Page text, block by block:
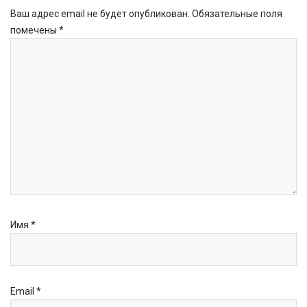
Ваш адрес email не будет опубликован. Обязательные поля
помечены *
Имя *
Email *